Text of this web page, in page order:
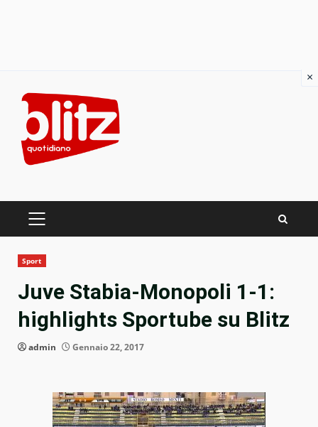
content
PRIMARY
Sport
Juve Stabia-Monopoli 1-1:
highlights Sportube su Blitz
admin Gennaio 22, 2017
×